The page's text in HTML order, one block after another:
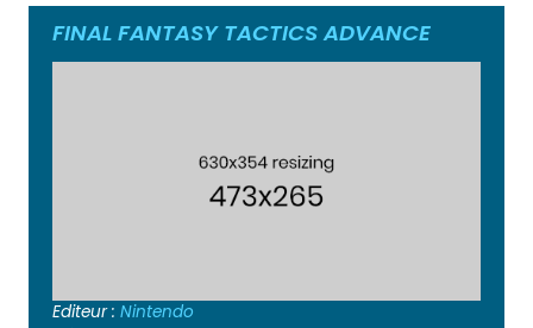
FINAL FANTASY TACTICS ADVANCE
Editeur : Nintendo